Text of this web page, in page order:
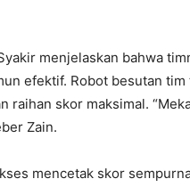
menjelaskan bahwa
efektif. Robot besutan
raihan skor maksimal.
Zain.
mencetak skor